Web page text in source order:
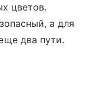
цветов.
а для
два пути.